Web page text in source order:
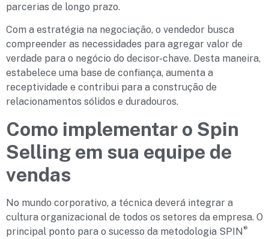
parcerias de longo prazo.
Com a estratégia na negociação, o vendedor busca
compreender as necessidades para agregar valor de
verdade para o negócio do decisor-chave. Desta maneira,
estabelece uma base de confiança, aumenta a
receptividade e contribui para a construção de
relacionamentos sólidos e duradouros.
Como implementar o Spin
Selling em sua equipe de
vendas
No mundo corporativo, a técnica deverá integrar a
cultura organizacional de todos os setores da empresa. O
principal ponto para o sucesso da metodologia SPIN®